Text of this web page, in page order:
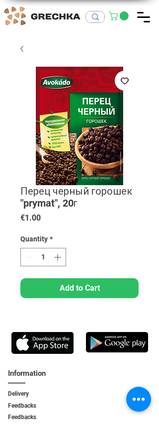
Перец черный горошек
"prymat", 20г
€1.00Price
Quantity *
Add to Cart
Information
Delivery
Feedbacks
Feedbacks